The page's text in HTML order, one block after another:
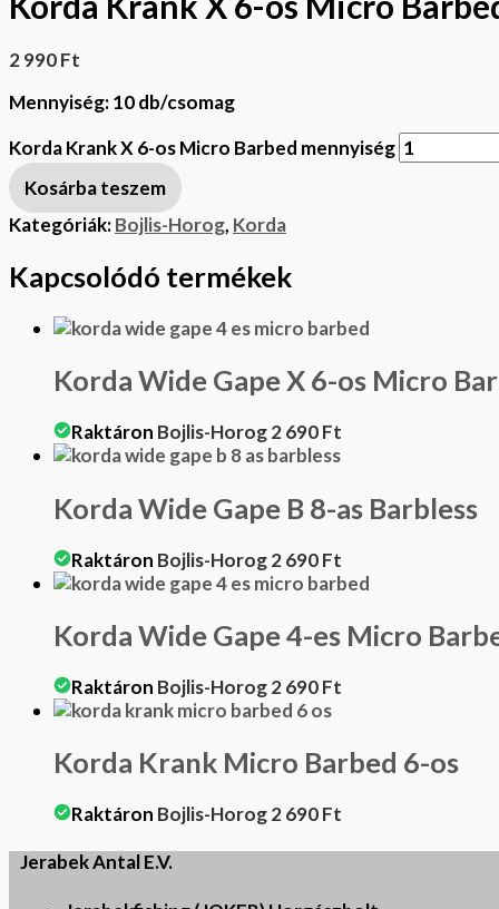
2 990Ft
Mennyiség: 10 db/csomag
Korda Krank X 6-os Micro Barbed mennyiség
Kosárba teszem
Kategóriák:Bojlis-Horog, Korda
Kapcsolódó termékek
Korda Wide Gape X 6-os Micro
Raktáron Bojlis-Horog2 690Ft
Korda Wide Gape B 8-as Barbless
Raktáron Bojlis-Horog2 690Ft
Korda Wide Gape 4-es Micro
Raktáron Bojlis-Horog2 690Ft
Korda Krank Micro Barbed 6-os
Raktáron Bojlis-Horog2 690Ft
Jerabek Antal E.V.